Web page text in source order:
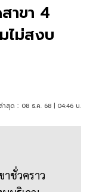
าขา 4
ไม่สงบ
าสุด : 08 ธ.ค. 68 | 04:46 น.
าชั่วคราว